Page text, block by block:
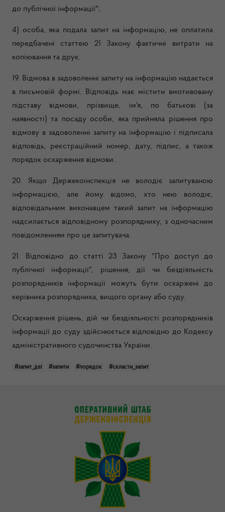
до публічної інформації";
4) особа, яка подала запит на інформацію, не оплатила
передбачені статтею 21 Закону фактичні витрати на
копіювання та друк.
19. Відмова в задоволенні запиту на інформацію надається
в письмовій формі. Відповідь має містити вмотивовану
підставу відмови, прізвище, ім'я, по батькові (за
наявності) та посаду особи, яка прийняла рішення про
відмову в задоволенні запиту на інформацію і підписала
відповідь, реєстраційний номер, дату, підпис, а також
порядок оскарження відмови.
20. Якщо Держекоінспекція не володіє запитуваною
інформацією, але йому відомо, хто нею володіє,
відповідальним виконавцем такий запит на інформацію
надсилається відповідному розпоряднику, з одночасним
повідомленням про це запитувача.
21. Відповідно до статті 23 Закону "Про доступ до
публічної інформації", рішення, дії чи бездіяльність
розпорядників інформації можуть бути оскаржені до
керівника розпорядника, вищого органу або суду.
Оскарження рішень, дій чи бездіяльності розпорядників
інформації до суду здійснюється відповідно до Кодексу
адміністративного судочинства України.
#запит_деі #запити #порядок #скласти_запит